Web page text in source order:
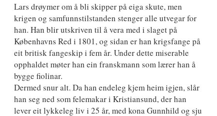
Lars drøymer om å bli skipper på eiga skute, men
krigen og samfunnstilstanden stenger alle utvegar for
han. Han blir utskriven til å vera med i slaget på
Københavns Red i 1801, og sidan er han krigsfange på
eit britisk fangeskip i fem år. Under dette miserable
opphaldet møter han ein franskmann som lærer han å
bygge fiolinar.
Dermed snur alt. Da han endeleg kjem heim igjen, slår
han seg ned som felemakar i Kristiansund, der han
lever eit lykkeleg liv i 25 år, med kona Gunnhild og sju